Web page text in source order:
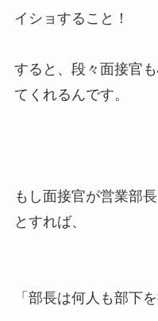
イショすること！
すると、段々面接官
てくれるんです。
もし面接官が営業部
とすれば、
「部長は何人も部下